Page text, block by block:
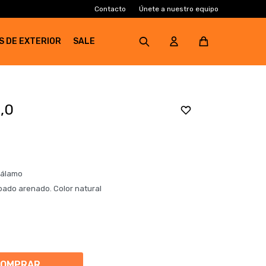
DE EXTERIOR SALE
Contacto Únete a nuestro equipo
arenado. Color natural